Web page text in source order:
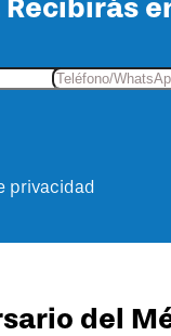
privacidad
del